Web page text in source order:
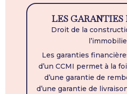
LES
Droit de la
Les garanties
d’un CCMI permet à la
d’une garantie de
d’une garantie de